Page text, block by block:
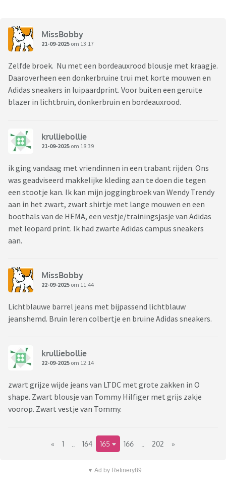
MissBobby
21-09-2025 om 13:17
Zelfde broek. Nu met een bordeauxrood blousje met kraagje.
Daaroverheen een donkerbruine trui met korte mouwen en
Adidas sneakers in luipaardprint. Voor buiten een geruite
blazer in lichtbruin, donkerbruin en bordeauxrood.
krulliebollie
21-09-2025 om 18:39
ik ging vandaag met vriendinnen in een trabant rijden. Ons
was geadviseerd makkelijke kleding aan te doen die tegen
een stootje kan. Ik kan mijn joggingbroek van Wendy Trendy
aan in het zwart, zwart shirtje met lange mouwen en een
boothals van de HEMA, een vestje/trainingsjasje van Adidas
met leopard print. Ik had zwarte Adidas campus sneakers
aan.
MissBobby
22-09-2025 om 11:44
Lichtblauwe barrel jeans met bijpassend lichtblauw
jeanshemd. Bruin leren colbertje en bruine Adidas sneakers.
krulliebollie
22-09-2025 om 12:14
zwart grijze wijde jeans van LTDC met grote zakken in O
shape. Zwart blousje van Tommy Hilfiger met grijs zakje
voorop. Zwart vestje van Tommy.
« 1 164 165 166 202 »
▼ Ad by Refinery89